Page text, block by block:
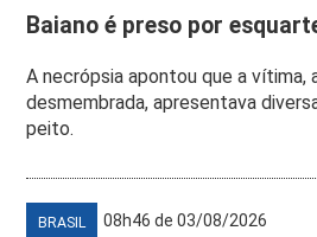
Baiano é preso por
A necrópsia apontou que a vítima,
desmembrada, apresentava
peito.
BRASIL 08h46 de 03/08/2026